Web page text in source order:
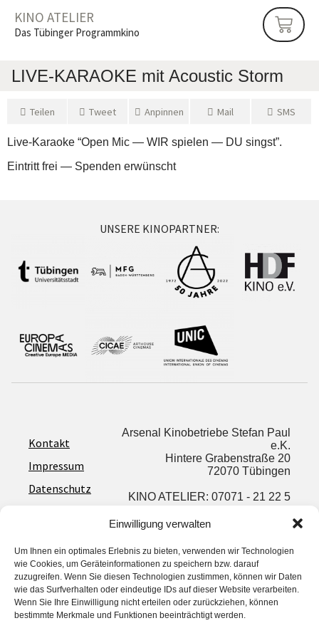
Einwilligung verwalten
Um Ihnen ein optimales Erlebnis zu bieten, verwenden wir Technologien
wie Cookies, um Geräteinformationen zu speichern bzw. darauf
zuzugreifen. Wenn Sie diesen Technologien zustimmen, können wir Daten
wie das Surfverhalten oder eindeutige IDs auf dieser Website verarbeiten.
Wenn Sie Ihre Einwilligung nicht erteilen oder zurückziehen, können
bestimmte Merkmale und Funktionen beeinträchtigt werden.
KINO ATELIER
Das Tübinger Programmkino
LIVE-KARAOKE mit Acou­stic Storm
Tei­len Tweet Anpin­nen Mail SMS
Live‐Karaoke “Open Mic — WIR spie­len — DU singst”.
Ein­tritt frei — Spen­den erwünscht
UNSERE KINOPARTNER:
Kontakt
Impressum
Datenschutz
Arsenal Kinobetriebe Stefan Paul
e.K.
Hintere Grabenstraße 20
72070 Tübingen
KINO ATELIER: 07071 - 21 22 5
info@arsenalkinos.de
Privatsphäre‐Einstellungen ändern
His­to­rie der Privatsphäre‐Einstellungen